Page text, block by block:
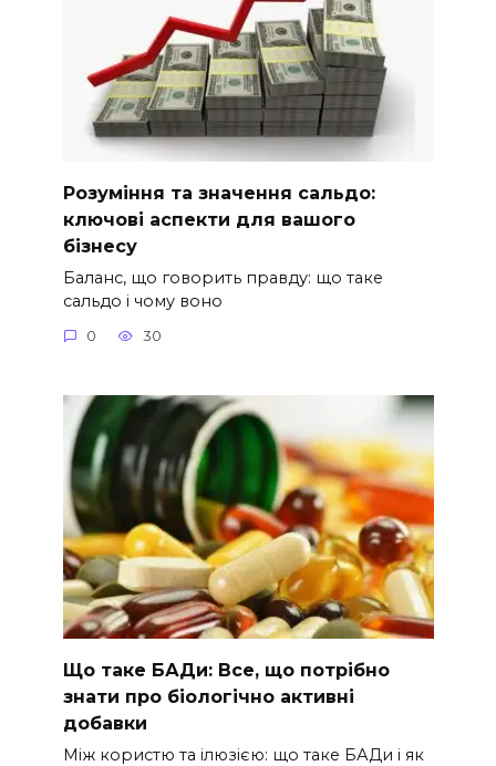
Розуміння та значення сальдо:
ключові аспекти для вашого
бізнесу
Баланс, що говорить правду: що таке
сальдо і чому воно
0 30
Що таке БАДи: Все, що потрібно
знати про біологічно активні
добавки
Між користю та ілюзією: що таке БАДи і як